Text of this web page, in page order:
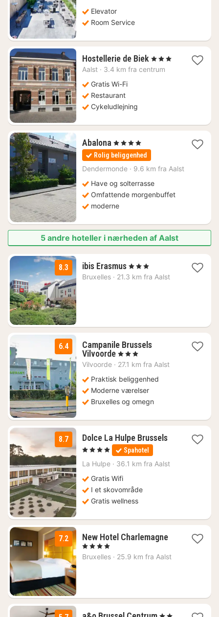
Elevator
Room Service
Hostellerie de Biek 1
nat
, 3 Stjerner
Aalst · 3.4 km fra centrum
Gratis Wi-Fi
Restaurant
Cykeludlejning
Abalona 1
nat
fra
1346
, 4 Stjerner
Rolig beliggenhed
Dendermonde · 9.6 km fra Aalst
Have og solterrasse
Omfattende morgenbuffet
moderne
5 andre hoteller i nærheden af Aalst
8.3 ibis Erasmus1
nat
, 3 Stjerner
Bruxelles · 21.3 km fra Aalst
6.4
Campanile Brussels
Vilvoorde1
nat
636
kr.
, 3 Stjerner
Vilvoorde · 27.1 km fra Aalst
Praktisk beliggenhed
Moderne værelser
Bruxelles og omegn
8.7 Dolce La Hulpe Brussels1
1421
, 4 Stjerner Spahotel
La Hulpe · 36.1 km fra Aalst
Gratis Wifi
I et skovområde
Gratis wellness
7.2 New Hotel Charlemagne1
fra
, 4 Stjerner
Bruxelles · 25.9 km fra Aalst